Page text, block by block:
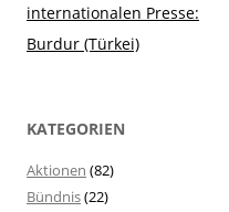
internationalen Presse:
Burdur (Türkei)
KATEGORIEN
Aktionen (82)
Bündnis(22)